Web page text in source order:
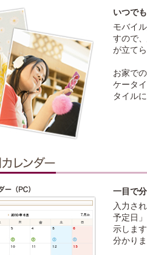
いつで
モバイ
すので
が立てら
お家で
ケータ
タイル
一目で
入力さ
予定日
示しま
分かりま